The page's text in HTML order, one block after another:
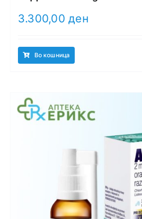
3.300,00ден
Во кошница